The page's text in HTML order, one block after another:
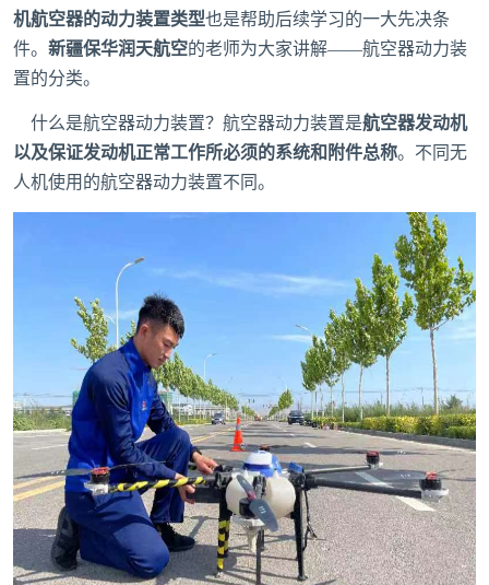
机航空器的动力装置类型也是帮助后续学习的一大先决条
件。 新疆保华润天航空的老师为大家讲解——航空器动力装
置的分类。
什么是航空器动力装置？航空器动力装置是航空器发动机
以及保证发动机正常工作所必须的系统和附件总称。不同无
人机使用的航空器动力装置不同。